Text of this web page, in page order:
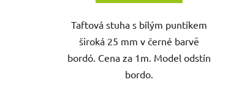
Taftová stuha s bílým puntíkem
široká 25 mm v černé barvě
bordó. Cena za 1m. Model odstín
bordo.